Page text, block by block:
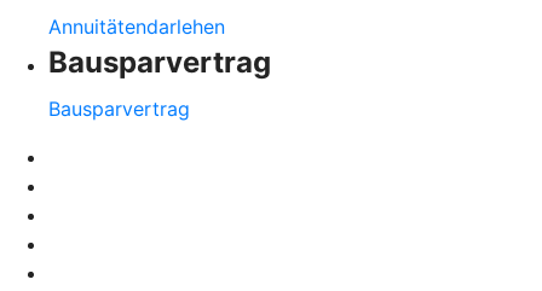
Annuitätendarlehen
Bausparvertrag
Bausparvertrag